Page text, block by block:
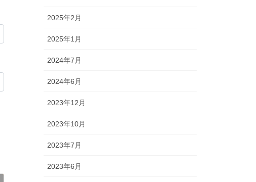
2025年2月
2025年1月
2024年7月
2024年6月
2023年12月
2023年10月
2023年7月
2023年6月